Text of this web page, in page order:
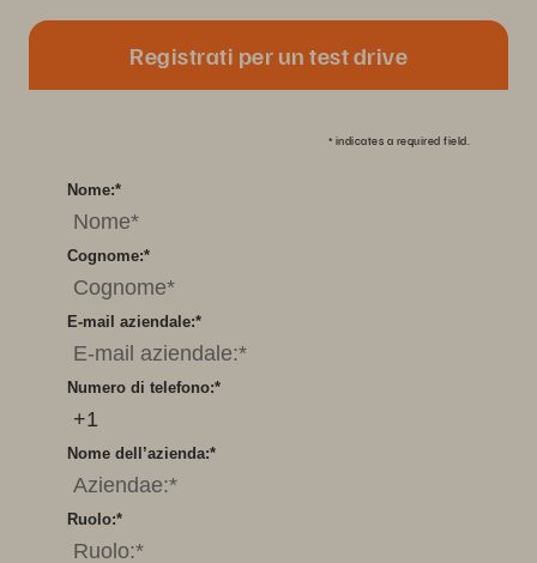
Registrati per un test drive
* indicates a required field.
*
Nome:
*
Cognome:
*
E-mail aziendale:
*
Numero di telefono:
*
Nome dell’azienda:
*
Ruolo: